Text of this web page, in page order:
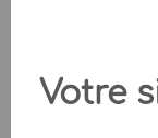
Votre